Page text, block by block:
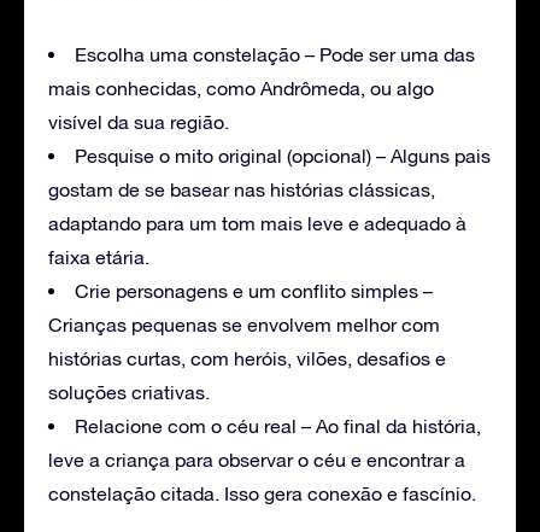
Escolha uma constelação – Pode ser uma das
mais conhecidas, como Andrômeda, ou algo
visível da sua região.
Pesquise o mito original (opcional) – Alguns pais
gostam de se basear nas histórias clássicas,
adaptando para um tom mais leve e adequado à
faixa etária.
Crie personagens e um conflito simples –
Crianças pequenas se envolvem melhor com
histórias curtas, com heróis, vilões, desafios e
soluções criativas.
Relacione com o céu real – Ao final da história,
leve a criança para observar o céu e encontrar a
constelação citada. Isso gera conexão e fascínio.